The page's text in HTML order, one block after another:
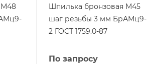
М48
Шпилька бронзовая М45
шаг резьбы 3 мм БрАМц9-
2 ГОСТ 1759.0-87
По запросу